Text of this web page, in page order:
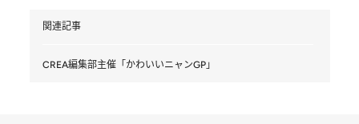
関連記事
CREA編集部主催「かわいいニャンGP」